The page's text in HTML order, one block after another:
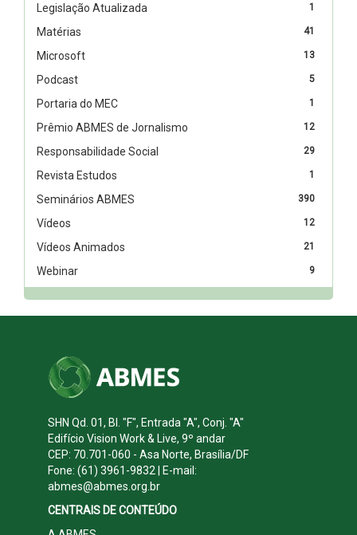
1
Legislação Atualizada
41
Matérias
13
Microsoft
5
Podcast
1
Portaria do MEC
12
Prêmio ABMES de Jornalismo
29
Responsabilidade Social
1
Revista Estudos
390
Seminários ABMES
12
Vídeos
21
Vídeos Animados
9
Webinar
SHN Qd. 01, Bl. "F", Entrada "A", Conj. "A"
Edifício Vision Work & Live, 9º andar
CEP: 70.701-060 - Asa Norte, Brasília/DF
Fone: (61) 3961-9832 | E-mail:
abmes@abmes.org.br
CENTRAIS DE CONTEÚDO